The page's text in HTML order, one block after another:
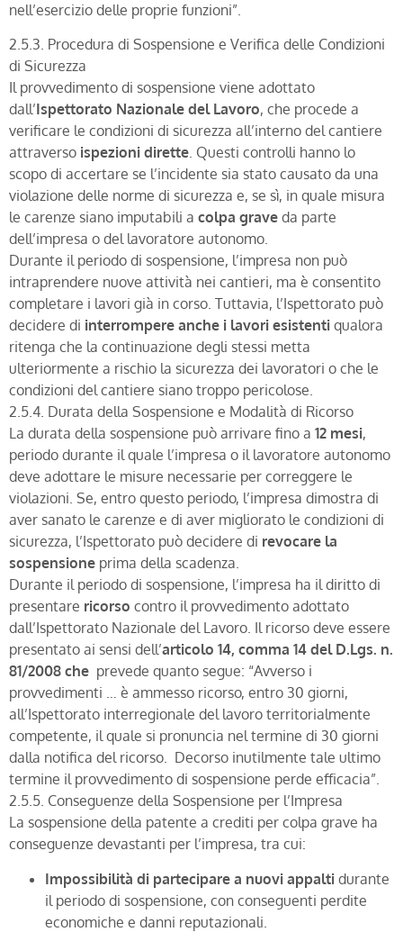
nell’esercizio delle proprie funzioni”.
2.5.3. Procedura di Sospensione e Verifica delle Condizioni
di Sicurezza
Il provvedimento di sospensione viene adottato
dall’Ispettorato Nazionale del Lavoro, che procede a
verificare le condizioni di sicurezza all’interno del cantiere
attraverso ispezioni dirette. Questi controlli hanno lo
scopo di accertare se l’incidente sia stato causato da una
violazione delle norme di sicurezza e, se sì, in quale misura
le carenze siano imputabili a colpa grave da parte
dell’impresa o del lavoratore autonomo.
Durante il periodo di sospensione, l’impresa non può
intraprendere nuove attività nei cantieri, ma è consentito
completare i lavori già in corso. Tuttavia, l’Ispettorato può
decidere di interrompere anche i lavori esistenti qualora
ritenga che la continuazione degli stessi metta
ulteriormente a rischio la sicurezza dei lavoratori o che le
condizioni del cantiere siano troppo pericolose.
2.5.4. Durata della Sospensione e Modalità di Ricorso
La durata della sospensione può arrivare fino a 12 mesi,
periodo durante il quale l’impresa o il lavoratore autonomo
deve adottare le misure necessarie per correggere le
violazioni. Se, entro questo periodo, l’impresa dimostra di
aver sanato le carenze e di aver migliorato le condizioni di
sicurezza, l’Ispettorato può decidere di revocare la
sospensione prima della scadenza.
Durante il periodo di sospensione, l’impresa ha il diritto di
presentare ricorso contro il provvedimento adottato
dall’Ispettorato Nazionale del Lavoro. Il ricorso deve essere
presentato ai sensi dell’articolo 14, comma 14 del D.Lgs. n.
81/2008 che prevede quanto segue: “Avverso i
provvedimenti … è ammesso ricorso, entro 30 giorni,
all’Ispettorato interregionale del lavoro territorialmente
competente, il quale si pronuncia nel termine di 30 giorni
dalla notifica del ricorso. Decorso inutilmente tale ultimo
termine il provvedimento di sospensione perde efficacia”.
2.5.5. Conseguenze della Sospensione per l’Impresa
La sospensione della patente a crediti per colpa grave ha
conseguenze devastanti per l’impresa, tra cui:
Impossibilità di partecipare a nuovi appalti durante
il periodo di sospensione, con conseguenti perdite
economiche e danni reputazionali.